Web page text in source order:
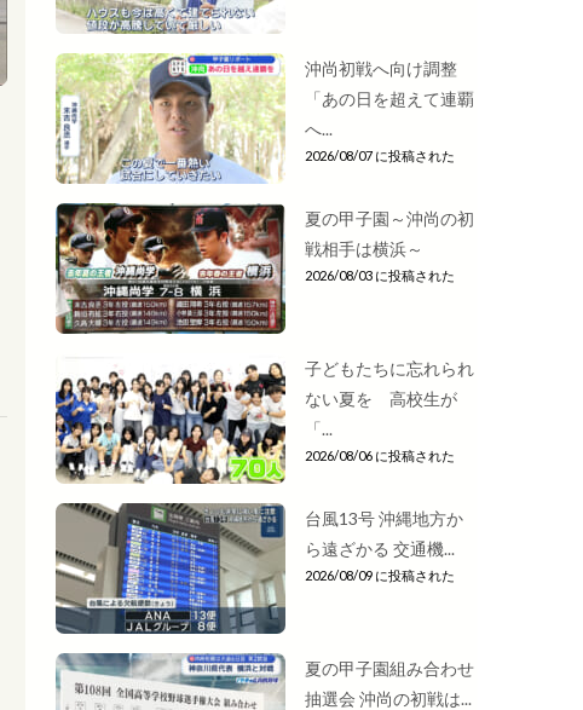
沖尚初戦へ向け調整
「あの日を超えて連覇
へ...
2026/08/07 に投稿された
夏の甲子園～沖尚の初
戦相手は横浜～
2026/08/03 に投稿された
子どもたちに忘れられ
ない夏を 高校生が
「...
2026/08/06 に投稿された
台風13号 沖縄地方か
ら遠ざかる 交通機...
2026/08/09 に投稿された
夏の甲子園組み合わせ
抽選会 沖尚の初戦は...